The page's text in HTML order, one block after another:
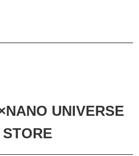
UNIVERSE